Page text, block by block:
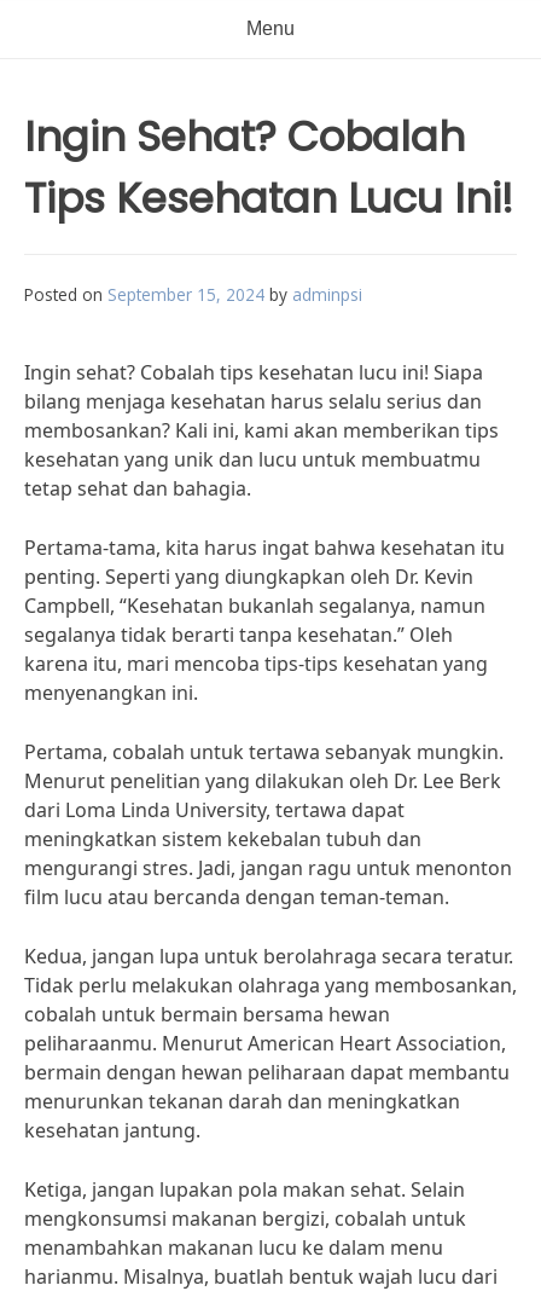
Menu
Ingin Sehat? Cobalah
Tips Kesehatan Lucu Ini!
Posted on September 15, 2024 by adminpsi
Ingin sehat? Cobalah tips kesehatan lucu ini! Siapa
bilang menjaga kesehatan harus selalu serius dan
membosankan? Kali ini, kami akan memberikan tips
kesehatan yang unik dan lucu untuk membuatmu
tetap sehat dan bahagia.
Pertama-tama, kita harus ingat bahwa kesehatan itu
penting. Seperti yang diungkapkan oleh Dr. Kevin
Campbell, “Kesehatan bukanlah segalanya, namun
segalanya tidak berarti tanpa kesehatan.” Oleh
karena itu, mari mencoba tips-tips kesehatan yang
menyenangkan ini.
Pertama, cobalah untuk tertawa sebanyak mungkin.
Menurut penelitian yang dilakukan oleh Dr. Lee Berk
dari Loma Linda University, tertawa dapat
meningkatkan sistem kekebalan tubuh dan
mengurangi stres. Jadi, jangan ragu untuk menonton
film lucu atau bercanda dengan teman-teman.
Kedua, jangan lupa untuk berolahraga secara teratur.
Tidak perlu melakukan olahraga yang membosankan,
cobalah untuk bermain bersama hewan
peliharaanmu. Menurut American Heart Association,
bermain dengan hewan peliharaan dapat membantu
menurunkan tekanan darah dan meningkatkan
kesehatan jantung.
Ketiga, jangan lupakan pola makan sehat. Selain
mengkonsumsi makanan bergizi, cobalah untuk
menambahkan makanan lucu ke dalam menu
harianmu. Misalnya, buatlah bentuk wajah lucu dari